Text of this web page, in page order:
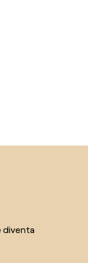
diventa